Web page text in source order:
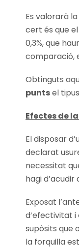
Es valorarà
cert és que
0,3%, que
comparació,
Obtinguts
puntsel
Efectes de
El disposar
declarat
necessitat
hagi
Exposat
d’efectivitat i
supòsits que
la forquilla